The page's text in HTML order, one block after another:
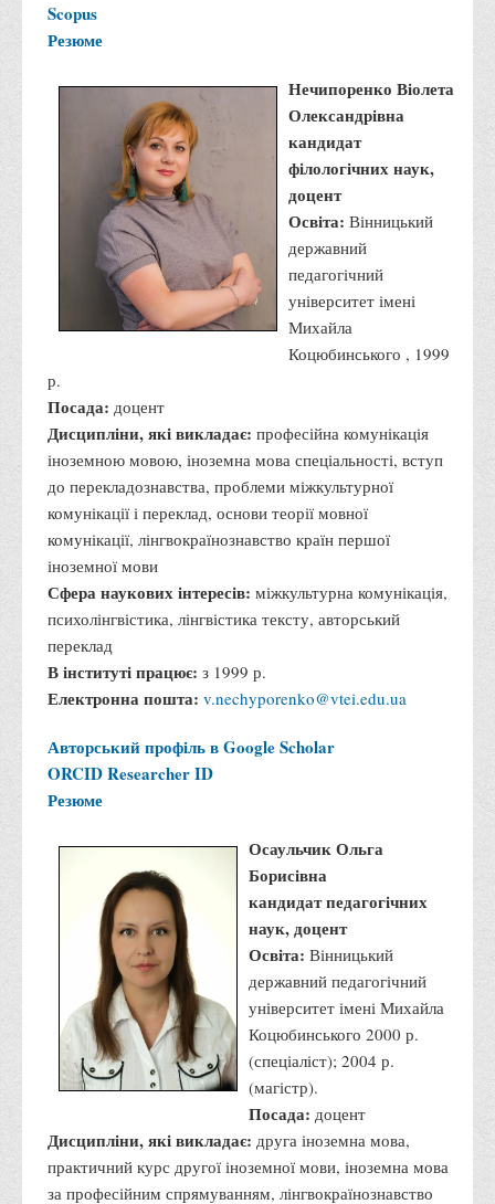
Ресурсний центр зі сталого розвитку
Грантових проєктів
Грантові проєкти ВТЕІ ДТЕУ
Підтримки технологій та інновацій (TISC)
Психологічного сприяння
Бібліотека
Музей грошей
Студенту
Реквізити для оплати
Права та обов'язки студентів
Інформація про гуртожитки
Положення
Положення про переведення здобувачів вищої освіти на
вакантні місця державного замовлення
Положення про старосту академічної групи
Положення про оцінювання результатів навчання
здобувачів вищої освіти
Положення "Про правила призначення академічних
стипендій"
Порядок розрахунків за договорами
Порядок надання освітніх платних послуг
Перелік платних освітніх та інших послуг
Путівник першокурсника
Етичний кодекс здобувача вищої освіти
IP дайджест для студентів: про захист прав інтелектуальної
власності
Система управління навчанням
Розклад дзвінків
Scopus
Резюме
Нечипоренко Віолета
Олександрівна
кандидат
філологічних наук,
доцент
Освіта: Вінницький
державний
педагогічний
університет імені
Михайла
Коцюбинського , 1999
р.
Посада: доцент
Дисципліни, які викладає: професійна комунікація
іноземною мовою, іноземна мова спеціальності, вступ
до перекладознавства, проблеми міжкультурної
комунікації і переклад, основи теорії мовної
комунікації, лінгвокраїнознавство країн першої
іноземної мови
Сфера наукових інтересів: міжкультурна комунікація,
психолінгвістика, лінгвістика тексту, авторський
переклад
В інституті працює: з 1999 р.
Електронна пошта: v.nechyporenko@vtei.edu.ua
Авторський профіль в Google Scholar
ORCIDResearcher ID
Резюме
Осаульчик Ольга
Борисівна
кандидат педагогічних
наук, доцент
Освіта: Вінницький
державний педагогічний
університет імені Михайла
Коцюбинського 2000 р.
(спеціаліст); 2004 р.
(магістр).
Посада: доцент
Дисципліни, які викладає: друга іноземна мова,
практичний курс другої іноземної мови, іноземна мова
за професійним спрямуванням, лінгвокраїнознавство